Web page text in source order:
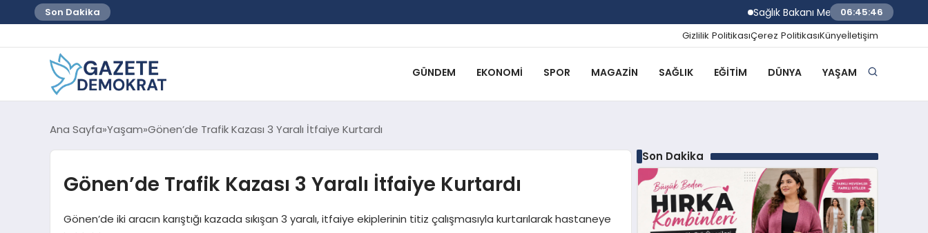
Son Dakika Sağlık Bakanı Memişoğlu İzmir Biyotıp ve
06:45:47
Gizlilik PolitikasıÇerez PolitikasıKünyeİletişim
GÜNDEM EKONOMI SPOR MAGAZIN SAĞLIK EĞITIM DÜNYA YAŞAM
Ana Sayfa Yaşam Gönen’de Trafik Kazası 3 Yaralı İtfaiye Kurtardı
Gönen’de Trafik Kazası 3 Yaralı İtfaiye Kurtardı
Gönen’de iki aracın karıştığı kazada sıkışan 3 yaralı, itfaiye ekiplerinin titiz çalışmasıyla kurtarılarak hastaneye
Son Dakika